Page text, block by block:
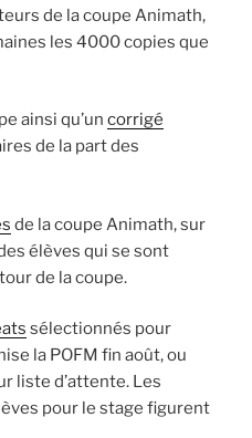
de la coupe Animath,
les 4000 copies que
ainsi qu’un corrigé
de la part des
de la coupe Animath, sur
élèves qui se sont
de la coupe.
sélectionnés pour
la POFM fin août, ou
liste d’attente. Les
pour le stage figurent